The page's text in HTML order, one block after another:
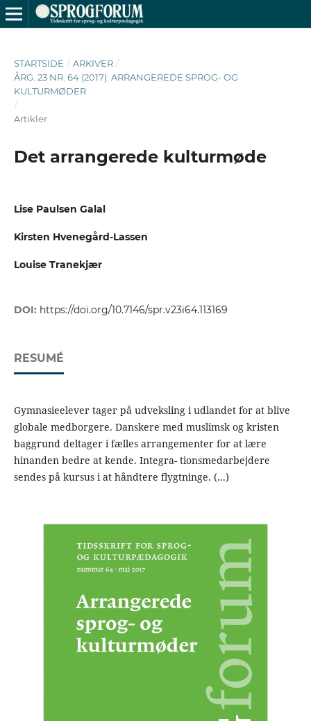
STARTSIDE / ARKIVER /
ÅRG. 23 NR. 64 (2017): ARRANGEREDE SPROG- OG
KULTURMØDER
/
Artikler
Det arrangerede kulturmøde
Lise Paulsen Galal
Kirsten Hvenegård-Lassen
Louise Tranekjær
DOI: https://doi.org/10.7146/spr.v23i64.113169
RESUMÉ
Gymnasieelever tager på udveksling i udlandet for at blive
globale medborgere. Danskere med muslimsk og kristen
baggrund deltager i fælles arrangementer for at lære
hinanden bedre at kende. Integra- tionsmedarbejdere
sendes på kursus i at håndtere flygtninge. (...)